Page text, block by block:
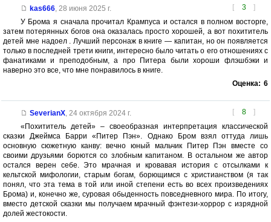
[ 3 ]
kas666, 28 июня 2025 г.
У Брома я сначала прочитал Крампуса и остался в полном восторге,
затем потерянных богов она оказалась просто хорошей, а вот похититель
детей мне надоел . Лучший персонаж в книге — капитан, но он появляется
только в последней трети книги, интересно было читать о его отношениях с
фанатиками и преподобным, а про Питера были хороши флэшбэки и
наверно это все, что мне понравилось в книге.
Оценка: 6
[ 8 ]
SeverianX, 24 октября 2024 г.
«Похититель детей» – своеобразная интерпретация классической
сказки Джеймса Барри «Питер Пэн». Однако Бром взял оттуда лишь
основную сюжетную канву: вечно юный мальчик Питер Пэн вместе со
своими друзьями борются со злобным капитаном. В остальном же автор
остался верен себе. Это мрачная и кровавая история с отсылками к
кельтской мифологии, старым богам, борющимся с христианством (я так
понял, что эта тема в той или иной степени есть во всех произведениях
Брома) и, конечно же, суровая обыденность повседневного мира. По итогу,
вместо детской сказки мы получаем мрачный фэнтези-хоррор с изрядной
долей жестокости.